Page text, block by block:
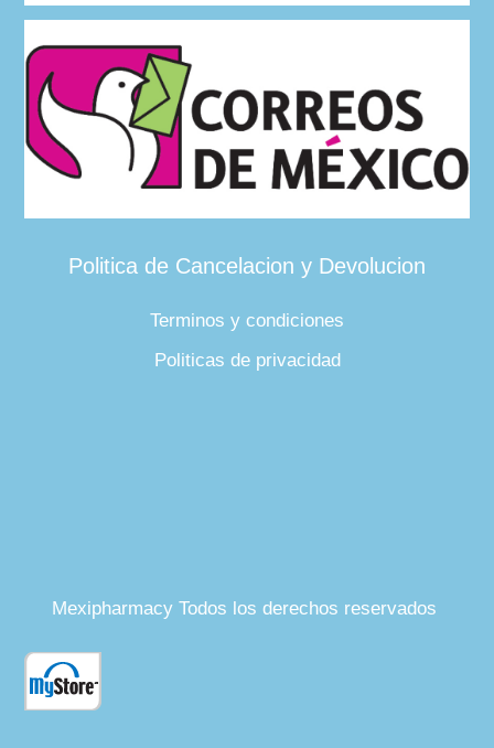
Politica de Cancelacion y Devolucion
Terminos y condiciones
Politicas de privacidad
Mexipharmacy Todos los derechos reservados